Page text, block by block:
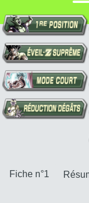
Fiche n°1